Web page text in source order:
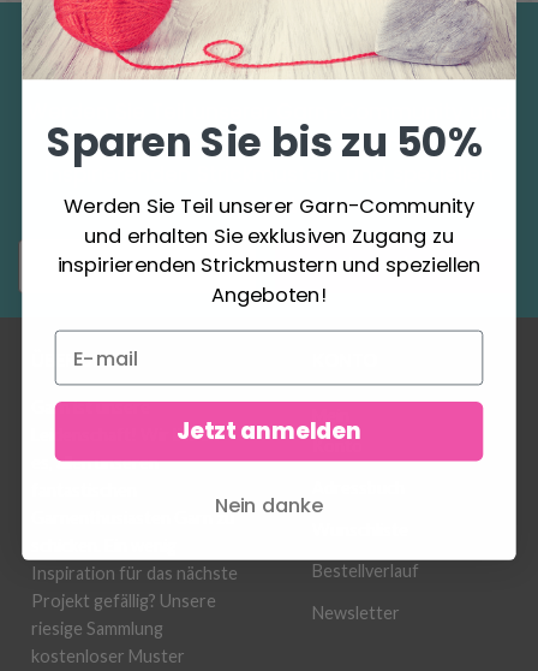
Sparen Sie bis zu 50%
erhalten Sie exklusiven Zugang zu
inspirierenden Strickmustern und speziellen
Angeboten!
Abonnieren
ÜBER UNS
Garn ist unsere
Leidenschaft! Wir lieben
es, allen unseren
Garnenthusiasten Garn zu
Inspiration für das nächste
Projekt gefällig? Unsere
riesige Sammlung
kostenloser Muster
Konto
Bestellverlauf
Newsletter
Sparen Sie bis zu 50%
Werden Sie Teil unserer Garn-Community
und erhalten Sie exklusiven Zugang zu
inspirierenden Strickmustern und speziellen
Angeboten!
Jetzt anmelden
Nein danke